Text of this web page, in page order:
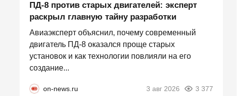
ПД-8 против старых двигателей: эксперт
раскрыл главную тайну разработки
Авиаэксперт объяснил, почему современный
двигатель ПД-8 оказался проще старых
установок и как технологии повлияли на его
создание...
on-news.ru 3 авг 2026 3 377